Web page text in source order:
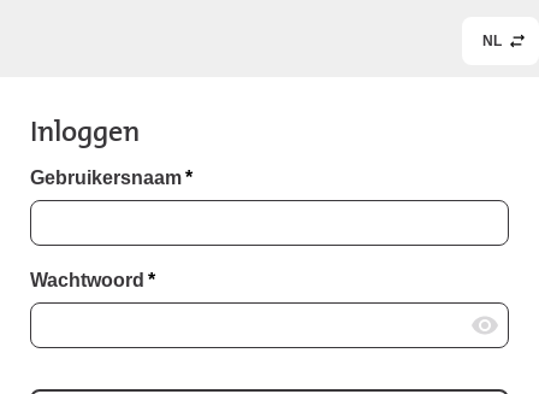
NL
Inloggen
Gebruikersnaam*
Wachtwoord *